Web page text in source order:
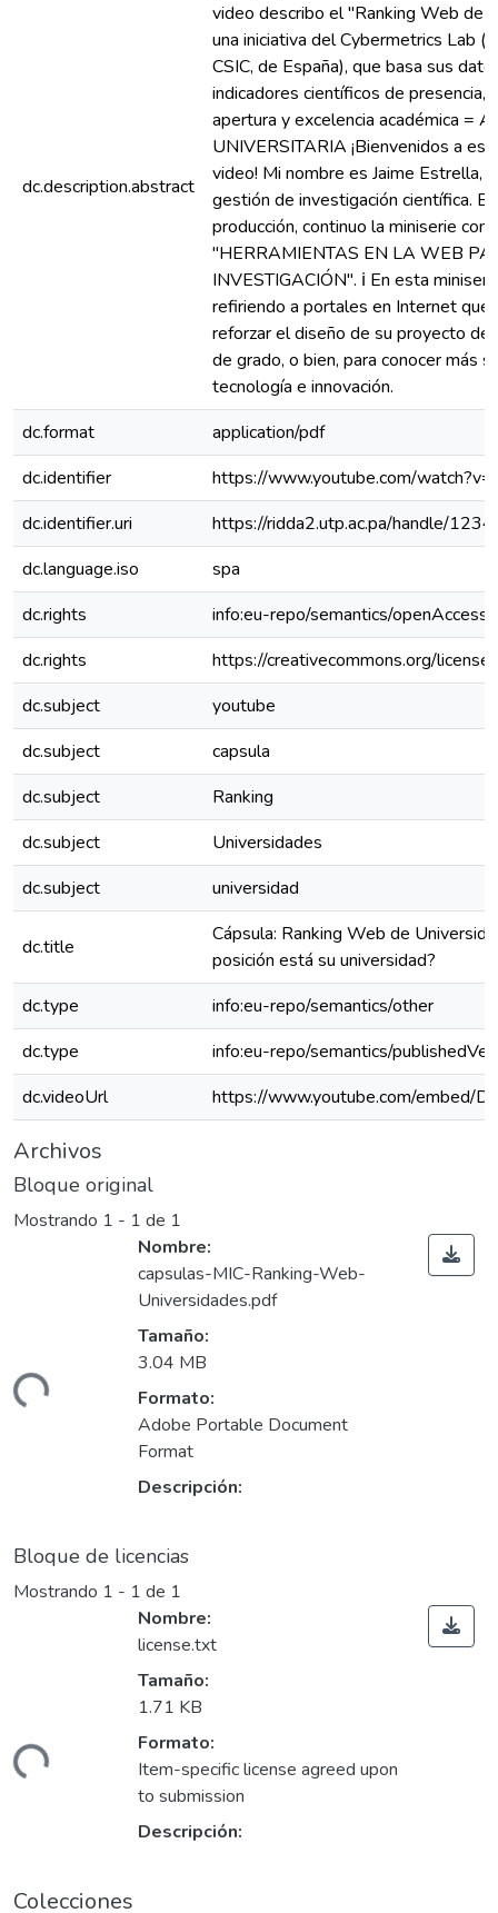
dc.description.abstract
video describo el "Ranking Web de
una iniciativa del Cybermetrics Lab
CSIC, de España), que basa sus
indicadores científicos de presencia,
apertura y excelencia académica =
UNIVERSITARIA ¡Bienvenidos a
video! Mi nombre es Jaime Estrella,
gestión de investigación científica.
producción, continuo la miniserie con
"HERRAMIENTAS EN LA WEB
INVESTIGACIÓN". ℹ En esta
refiriendo a portales en Internet que
reforzar el diseño de su proyecto de
de grado, o bien, para conocer más
tecnología e innovación.
dc.format
application/pdf
dc.identifier
https://www.youtube.com/
dc.identifier.uri
https://ridda2.utp.ac.pa/handle/
dc.language.iso
spa
dc.rights
info:eu-repo/semantics/openAccess
dc.rights
https://creativecommons.org/
dc.subject
youtube
dc.subject
capsula
dc.subject
Ranking
dc.subject
Universidades
dc.subject
universidad
dc.title
Cápsula: Ranking Web de
posición está su universidad?
dc.type
info:eu-repo/semantics/other
dc.type
info:eu-repo/semantics/
dc.videoUrl
https://www.youtube.com/embed/
Archivos
Bloque original
Mostrando 1 - 1 de 1
Nombre:
capsulas-MIC-Ranking-Web-
Universidades.pdf
Tamaño:
3.04 MB
Formato:
Adobe Portable Document
Format
Descripción:
Bloque de licencias
Mostrando 1 - 1 de 1
Nombre:
license.txt
Tamaño:
1.71 KB
Formato:
Item-specific license agreed upon
to submission
Descripción:
Colecciones